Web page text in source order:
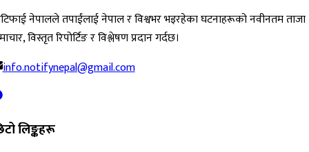
नेपालले तपाईंलाई नेपाल र विश्वभर भइरहेका घटनाहरूको नवीनतम ताजा
विस्तृत रिपोर्टिङ र विश्लेषण प्रदान गर्दछ।
info.notifynepal@gmail.com
लिङ्कहरू